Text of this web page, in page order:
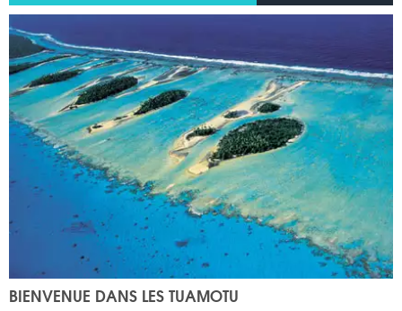
BIENVENUE DANS LES TUAMOTU